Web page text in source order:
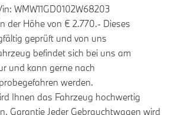
WMW11GD0102W68203
der Höhe von € 2.770.- Dieses
geprüft und von uns
befindet sich bei uns am
und kann gerne nach
werden.
Ihnen das Fahrzeug hochwertig
Garantie Jeder Gebrauchtwagen wird